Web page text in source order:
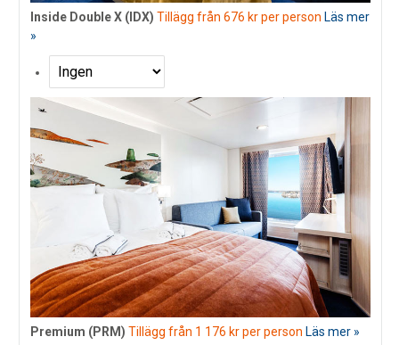
Inside Double X (IDX) Tillägg från 676 kr per person Läs mer
»
Premium (PRM) Tillägg från 1 176 kr per person Läs mer »